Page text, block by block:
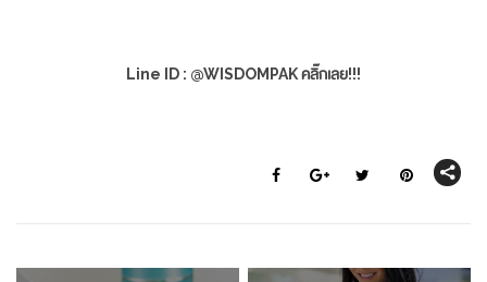
Line ID : @WISDOMPAK คลิ๊กเลย!!!